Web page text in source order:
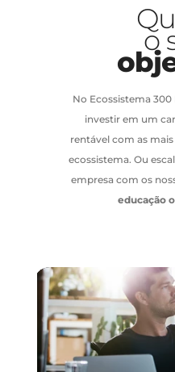
o
No Ecossistema
investir em um
rentável com as mais
ecossistema. Ou
empresa com os
educação